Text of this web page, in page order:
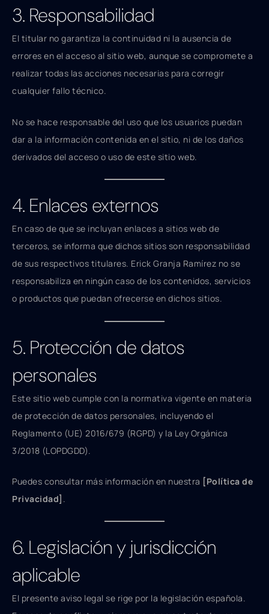
3. Responsabilidad
El titular no garantiza la continuidad ni la ausencia de
errores en el acceso al sitio web, aunque se compromete a
realizar todas las acciones necesarias para corregir
cualquier fallo técnico.
No se hace responsable del uso que los usuarios puedan
dar a la información contenida en el sitio, ni de los daños
derivados del acceso o uso de este sitio web.
4. Enlaces externos
En caso de que se incluyan enlaces a sitios web de
terceros, se informa que dichos sitios son responsabilidad
de sus respectivos titulares. Erick Granja Ramírez no se
responsabiliza en ningún caso de los contenidos, servicios
o productos que puedan ofrecerse en dichos sitios.
5. Protección de datos
personales
Este sitio web cumple con la normativa vigente en materia
de protección de datos personales, incluyendo el
Reglamento (UE) 2016/679 (RGPD) y la Ley Orgánica
3/2018 (LOPDGDD).
Puedes consultar más información en nuestra [Política de
Privacidad] .
6. Legislación y jurisdicción
aplicable
El presente aviso legal se rige por la legislación española.